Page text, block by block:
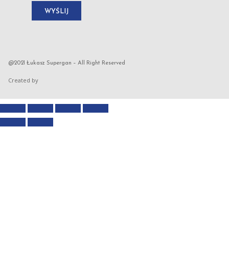
@2021 Łukasz Supergan – All Right Reserved
Created by